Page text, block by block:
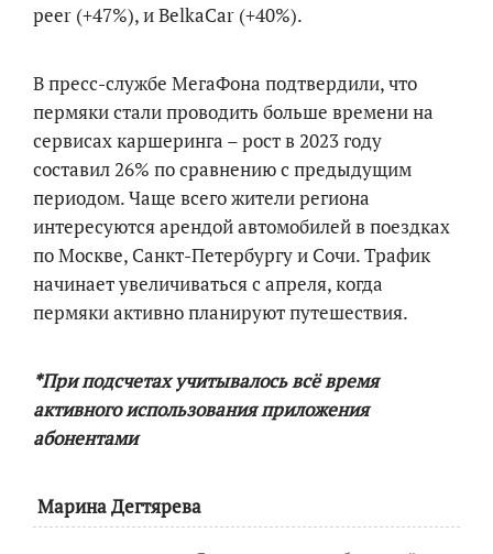
peer (+47%), и BelkaCar (+40%).
В пресс-службе МегаФона подтвердили, что
пермяки стали проводить больше времени на
сервисах каршеринга – рост в 2023 году
составил 26% по сравнению с предыдущим
периодом. Чаще всего жители региона
интересуются арендой автомобилей в поездках
по Москве, Санкт-Петербургу и Сочи. Трафик
начинает увеличиваться с апреля, когда
пермяки активно планируют путешествия.
*При подсчетах учитывалось всё время
активного использования приложения
абонентами
Марина Дегтярева